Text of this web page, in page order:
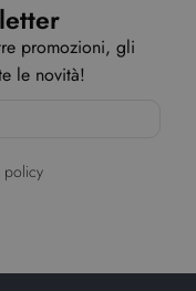
promozioni, gli
le novità!
policy